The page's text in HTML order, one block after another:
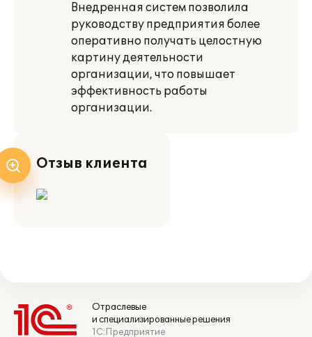
Внедренная систем позволила
руководству предприятия более
оперативно получать целостную
картину деятельности
организации, что повышает
эффективность работы
организации.
Отзыв клиента
Отраслевые
и специализированные решения
1С:Предприятие